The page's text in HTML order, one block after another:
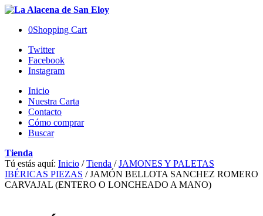
0Shopping Cart
Twitter
Facebook
Instagram
Inicio
Nuestra Carta
Contacto
Cómo comprar
Buscar
Tienda
Tú estás aquí: Inicio / Tienda / JAMONES Y PALETAS
IBÉRICAS PIEZAS / JAMÓN BELLOTA SANCHEZ ROMERO
CARVAJAL (ENTERO O LONCHEADO A MANO)